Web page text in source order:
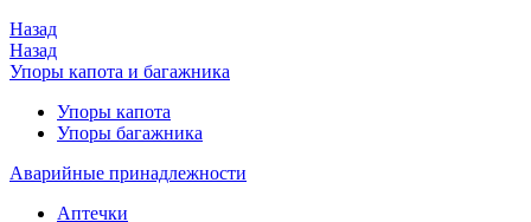
Назад
Назад
Упоры капота и багажника
Упоры капота
Упоры багажника
Аварийные принадлежности
Аптечки